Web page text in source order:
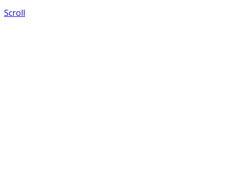
Scroll